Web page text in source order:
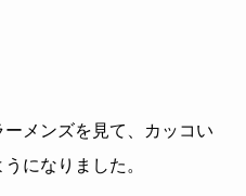
メンズを見て、カッコい
になりました。